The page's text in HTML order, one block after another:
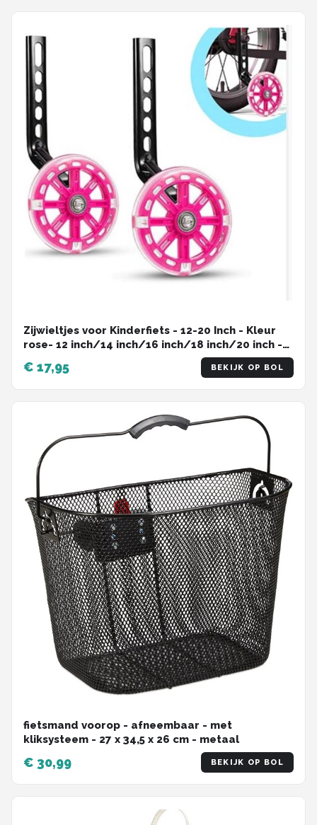
Zijwieltjes voor Kinderfiets - 12-20 Inch - Kleur
rose- 12 inch/14 inch/16 inch/18 inch/20 inch -
Zijwielen - Kinderfietsaccessoires
€ 17,95 BEKIJK OP BOL
fietsmand voorop - afneembaar - met
kliksysteem - 27 x 34,5 x 26 cm - metaal
€ 30,99 BEKIJK OP BOL